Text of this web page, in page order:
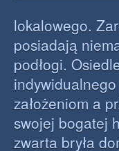
lokalowego.
posiadają
podłogi.
założeniom a
swojej bogatej
zwarta bryła